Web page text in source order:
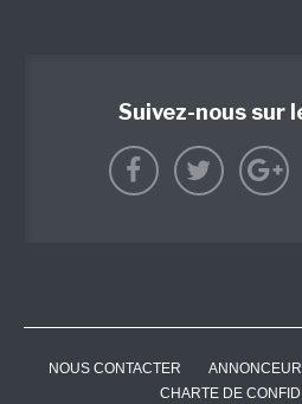
Suivez-nous sur
NOUS CONTACTER
CHARTE DE